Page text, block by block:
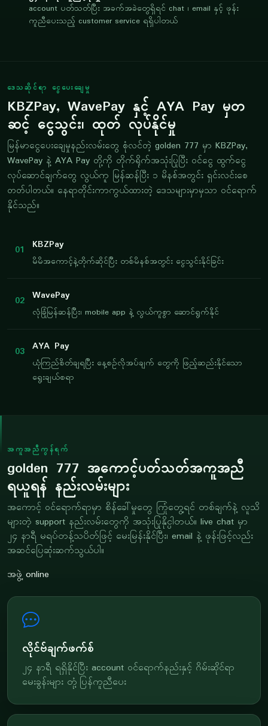
account ပတ်သတ်ပြီး အခက်အခဲတွေရှိရင် chat ၊ email နှင့် ဖုန်း
ကူညီပေးသည့် customer service ရရှိပါတယ်
ဒေသဆိုင်ရာ ငွေပေးချေမှု
KBZPay, WavePay နှင့် AYA Pay မှတ
ဆင့် ငွေသွင်း၊ ထုတ် လုပ်နိုင်မှု
မြန်မာငွေပေးချေမှုနည်းလမ်းတွေ စုံလင်တဲ့ golden 777 မှာ KBZPay,
WavePay နဲ့ AYA Pay တို့ကို တိုက်ရိုက်အသုံးပြုပြီး ဝင်ငွေ ထွက်ငွေ
လုပ်ဆောင်ချက်တွေ လွယ်ကူ မြန်ဆန်ပြီး ၁ မိနစ်အတွင်း ရှင်းလင်းစေ
တတ်ပါတယ်။ နေရာတိုင်းကာကွယ်ထားတဲ့ ဒေသများမှာမှသာ ဝင်ရောက်
နိုင်သည်။
01 KBZPay
မိမိအကောင့်နဲ့တိုက်ဆိုင်ပြီး တစ်မိနစ်အတွင်း ငွေသွင်းနိုင်ခြင်း
02 WavePay
လုံခြုံမြန်ဆန်ပြီး၊ mobile app နဲ့ လွယ်ကူစွာ ဆောင်ရွက်နိုင်
03 AYA Pay
ယုံကြည်စိတ်ချရပြီး နေ့စဉ်လိုအပ်ချက် တွေကို ဖြည့်ဆည်းနိုင်သော
ရွေးချယ်စရာ
အကူအညီကွန်ရက်
golden 777 အကောင့်ပတ်သတ်အကူအညီ
ရယူရန် နည်းလမ်းများ
အကောင့် ဝင်ရောက်ရာမှာ စိန်ခေါ်မှုတွေ ကြုံတွေ့ရင် တစ်ချက်နဲ့ လူသိ
များတဲ့ support နည်းလမ်းတွေကို အသုံးပြုနိုင္ပါတယ်။ live chat မှာ
၂၄ နာရီ မရပ်တန့်သပိတ်ဖြင့် မေးမြန်းနိုင်ပြီး၊ email နဲ့ ဖုန်းဖြင့်လည်း
အဆင်ပြေဆုံးဆက်သွယ်ပါ။
အဖွဲ့ online
လိုင်ဗ်ချက်ဖက်စ်
၂၄ နာရီ ရရှိနိုင်ပြီး account ဝင်ရောက်နည်းနှင့် ဂိမ်းဆိုင်ရာ
မေးခွန်းများ တုံ့ပြန်ကူညီပေး